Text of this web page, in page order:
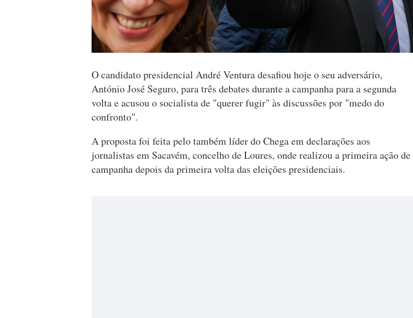
O candidato presidencial André Ventura desafiou hoje o seu adversário,
António José Seguro, para três debates durante a campanha para a segunda
volta e acusou o socialista de "querer fugir" às discussões por "medo do
confronto".
A proposta foi feita pelo também líder do Chega em declarações aos
jornalistas em Sacavém, concelho de Loures, onde realizou a primeira ação de
campanha depois da primeira volta das eleições presidenciais.